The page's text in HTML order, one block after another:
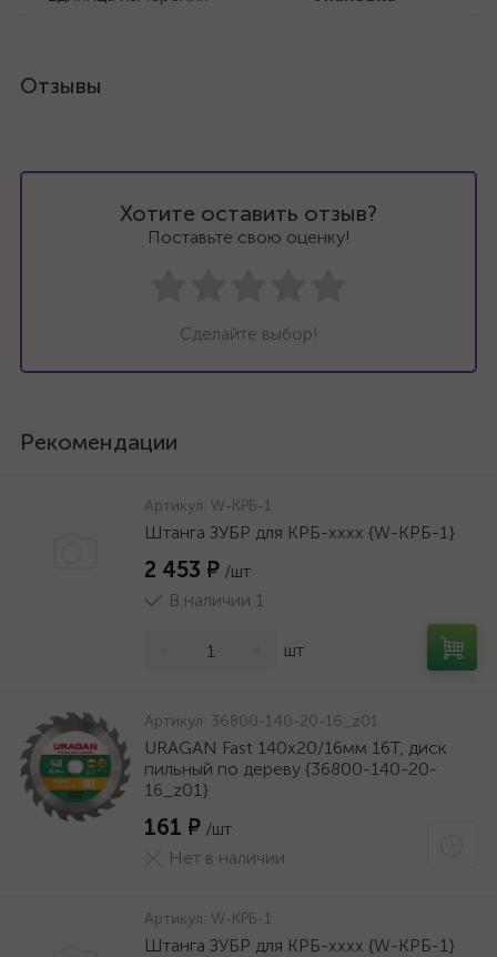
Отзывы
Хотите оставить отзыв?
Поставьте свою оценку!
Сделайте выбор!
Рекомендации
Артикул: W-КРБ-1
Штанга ЗУБР для КРБ-хххх {W-КРБ-1}
2 453 ₽ /шт
В наличии 1
шт
Артикул: 36800-140-20-16_z01
URAGAN Fast 140x20/16мм 16Т, диск
пильный по дереву {36800-140-20-
16_z01}
161 ₽ /шт
Нет в наличии
Артикул: W-КРБ-1
Штанга ЗУБР для КРБ-хххх {W-КРБ-1}